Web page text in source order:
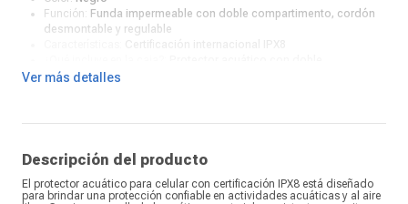
Función: Funda impermeable con doble compartimento, cordón
desmontable y regulable
compartimento, cordón desmontable y regulable
Ver más detalles
Descripción del producto
El protector acuático para celular con certificación IPX8 está diseñado
para brindar una protección confiable en actividades acuáticas y al aire